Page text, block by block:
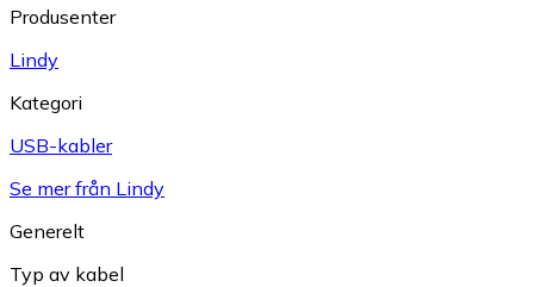
Produsenter
Lindy
Kategori
USB-kabler
Se mer från Lindy
Generelt
Typ av kabel